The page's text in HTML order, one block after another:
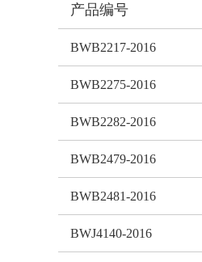
产品编号
BWB2217-2016
BWB2275-2016
BWB2282-2016
BWB2479-2016
BWB2481-2016
BWJ4140-2016